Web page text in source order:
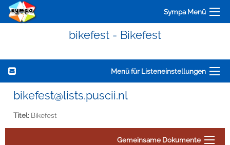
Sympa Menü
bikefest - Bikefest
Menü für Listeneinstellungen
bikefest@lists.puscii.nl
Titel: Bikefest
Gemeinsame Dokumente